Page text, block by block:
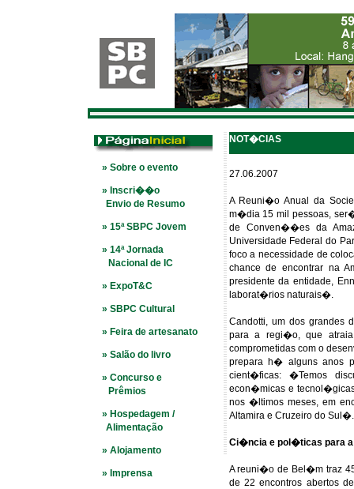
» Sobre o evento
» Inscri��o
Envio de Resumo
» 15ª SBPC Jovem
» 14ª Jornada
Nacional de IC
» ExpoT&C
» SBPC Cultural
» Feira de artesanato
» Salão do livro
» Concurso e
Prêmios
» Hospedagem /
Alimentação
» Alojamento
» Imprensa
NOT�CIAS
27.06.2007
A Reuni�o Anual da
m�dia 15 mil pessoas,
de Conven��es da
Universidade Federal do
foco a necessidade de
chance de encontrar na
presidente da entidade,
laborat�rios naturais�.
Candotti, um dos grandes
para a regi�o, que
comprometidas com o
prepara h� alguns anos
cient�ficas: �Temos
econ�micas e
nos �ltimos meses, em
Altamira e Cruzeiro do Sul�.
Ci�ncia e pol�ticas para
A reuni�o de Bel�m traz
de 22 encontros abertos